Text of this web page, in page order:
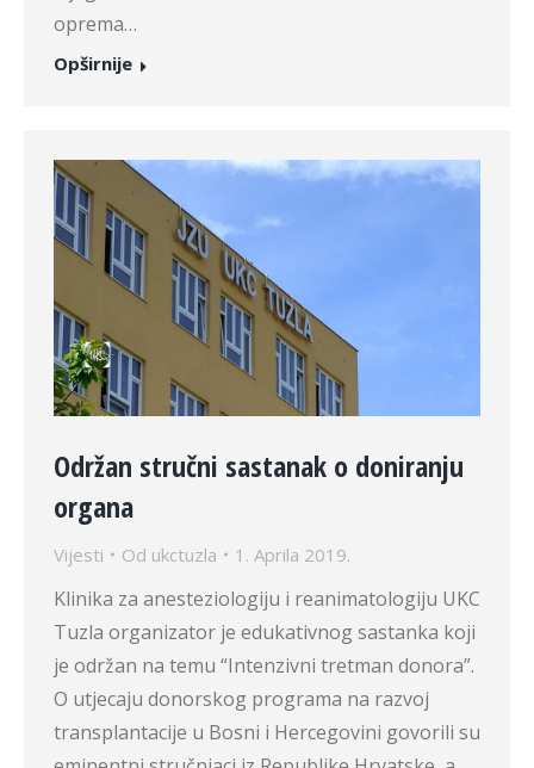
oprema…
Opširnije
Održan stručni sastanak o doniranju
organa
Vijesti Od ukctuzla 1. Aprila 2019.
Klinika za anesteziologiju i reanimatologiju UKC
Tuzla organizator je edukativnog sastanka koji
je održan na temu “Intenzivni tretman donora”.
O utjecaju donorskog programa na razvoj
transplantacije u Bosni i Hercegovini govorili su